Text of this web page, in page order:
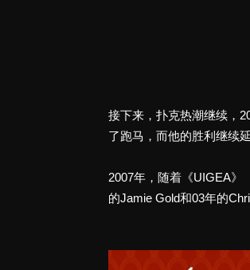
接下来，扑克热潮继续，
了跑马，而他的胜利继续
2007年，随着《UIGEA》
的Jamie Gold和03年的